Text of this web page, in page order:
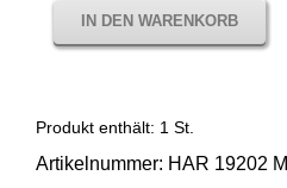
IN DEN WARENKORB
Produkt enthält: 1 St.
Artikelnummer: HAR 19202 M